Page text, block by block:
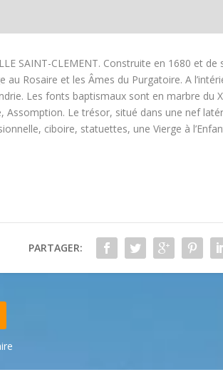
SAINT-CLEMENT. Construite en 1680 et
au Rosaire et les Âmes du Purgatoire. A
Les fonts baptismaux sont en marbre du
Assomption. Le trésor, situé dans une nef
ciboire, statuettes, une Vierge à
PARTAGER: